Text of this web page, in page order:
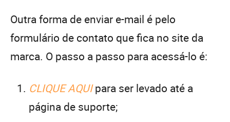
Outra forma de enviar e-mail é pelo
formulário de contato que fica no site da
marca. O passo a passo para acessá-lo é:
CLIQUE AQUIpara ser levado até a
página de suporte;